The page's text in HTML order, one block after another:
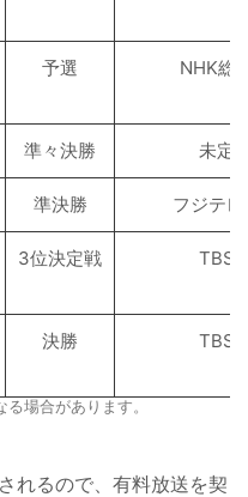
予選 NHK総
準々決勝 未定
準決勝 フジテレ
3位決定戦 TBS
決勝 TBS
場合があります。
れるので、有料放送を契